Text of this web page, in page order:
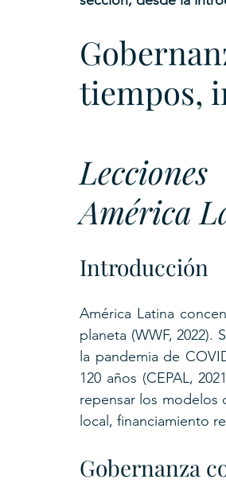
tiempos,
América
Introducción
América Latina
planeta (WWF,
la pandemia de
120 años (CEPAL,
repensar los modelos
local, financiamiento
Gobernanza